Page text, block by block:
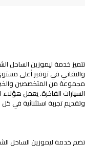
تتميز خدمة ليموزين الساحل
والتفاني في توفير أعلى
مجموعة من المتخصصين
السيارات الفاخرة. يعمل
وتقديم تجربة استثنائية في
تضم خدمة ليموزين الساحل